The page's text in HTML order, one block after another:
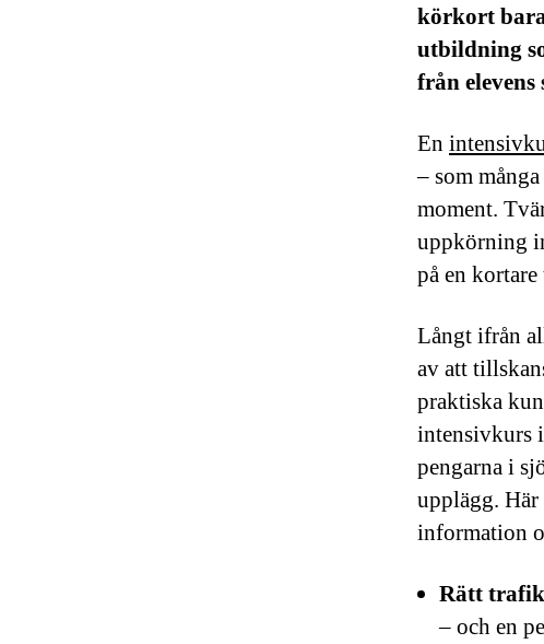
körkort
utbildning
från elevens
En
– som
moment.
uppkörning
på en
Långt ifrån
av att
praktiska
intensivkurs
pengarna i
upplägg. Här
information
Rätt
– och en